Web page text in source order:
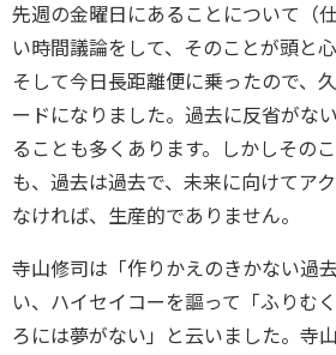
先週の金曜日にあることについて（
い時間議論をして、そのことが頭と
そして今日長距離便に乗ったので、
ードになりました。過去に反省がな
ることも多くあります。しかしその
も、過去は過去で、未来に向けてア
なければ、生産的でありません。
寺山修司は「作りかえのきかない過
い、ハイセイコーを謳って「ふり
ろには夢がない」と云いました。寺